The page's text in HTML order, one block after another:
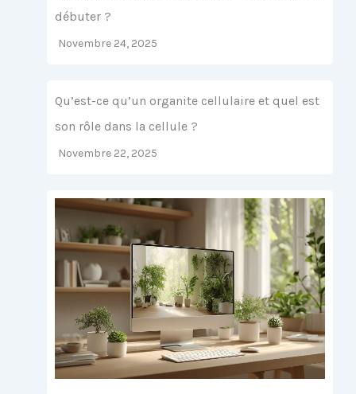
débuter ?
Novembre 24, 2025
Qu’est-ce qu’un organite cellulaire et quel est
son rôle dans la cellule ?
Novembre 22, 2025